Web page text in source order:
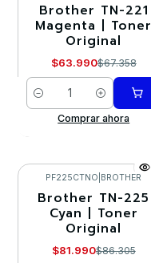
-5%
Brother TN-221
Magenta | Toner
Original
$63.990$67.358
Cantidad
Comprar ahora
-5%
PF225CTNO BROTHER
Brother TN-225
Cyan | Toner
Original
$81.990$86.305